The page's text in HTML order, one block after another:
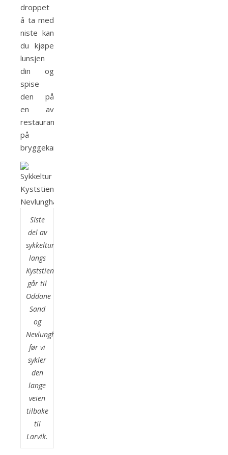
droppet
å ta med
niste kan
du kjøpe
lunsjen
din og
spise
den på
en av
restaurantene
på
bryggekanten.
SIste
del av
sykkelturen
langs
Kyststien
går til
Oddane
Sand
og
Nevlunghavn
før vi
sykler
den
lange
veien
tilbake
til
Larvik.